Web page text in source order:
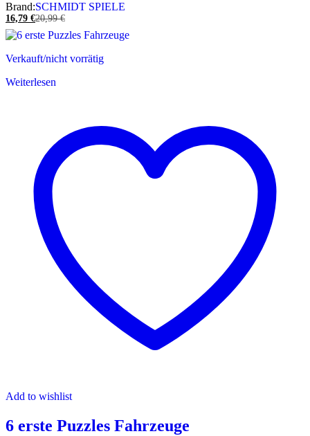
Brand:SCHMIDT SPIELE
16,79 €20,99€
Verkauft/nicht vorrätig
Weiterlesen
Add to wishlist
6 erste Puzzles Fahrzeuge